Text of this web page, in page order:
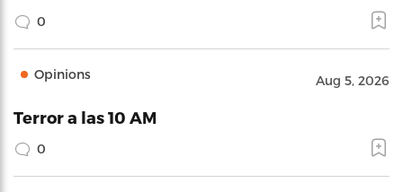
0
Opinions Aug 5, 2026
Terror a las 10 AM
0